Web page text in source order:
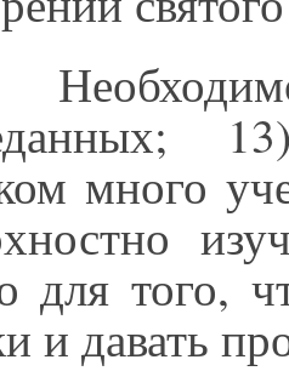
много
для того,
и давать